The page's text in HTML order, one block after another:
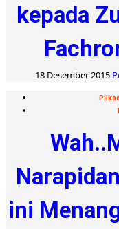
kepada
18 Desember 2015
ini